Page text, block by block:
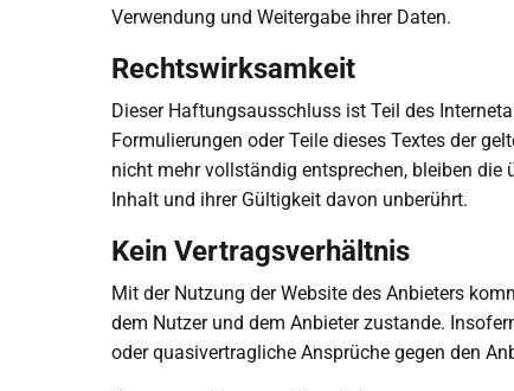
Verwendung und Weitergabe ihrer Daten.
Rechtswirksamkeit
Dieser Haftungsausschluss ist Teil des
Formulierungen oder Teile dieses Textes der
nicht mehr vollständig entsprechen, bleiben die
Inhalt und ihrer Gültigkeit davon unberührt.
Kein Vertragsverhältnis
Mit der Nutzung der Website des Anbieters
dem Nutzer und dem Anbieter zustande.
oder quasivertragliche Ansprüche gegen den